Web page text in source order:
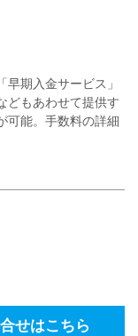
期入金サービス」
どもあわせて提供す
可能。手数料の詳細
せはこちら